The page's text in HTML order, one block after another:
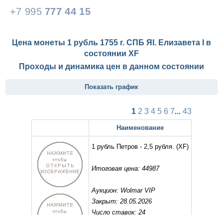
+7 995 777 44 15
Цена монеты 1 рубль 1755 г. СПБ ЯI. Елизавета I в
состоянии XF
Проходы и динамика цен в данном состоянии
Показать график
1 2 3 4 5 6 7... 43
Наименование
1 рубль Петров - 2,5 рубля. (XF)
Итоговая цена: 44987
Аукцион: Wolmar VIP
Закрыт: 28.05.2026
Число ставок: 24